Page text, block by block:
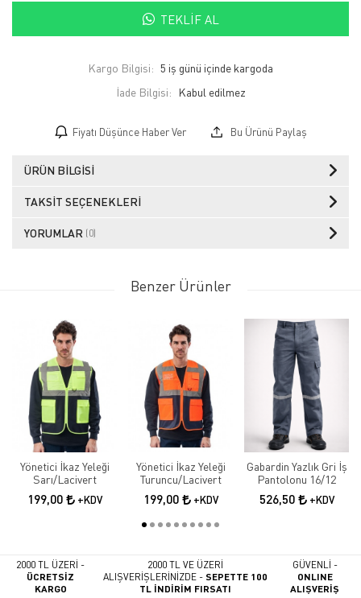
TEKLIF AL
Kargo Bilgisi: 5 iş günü içinde kargoda
İade Bilgisi:
Fiyatı Düşünce Haber Ver Bu Ürünü Paylaş
ÜRÜN BILGISI
TAKSIT SEÇENEKLERI
YORUMLAR (0)
Benzer Ürünler
Yönetici İkaz Yeleği
Sarı/Lacivert
199,00 +KDV
Yönetici İkaz Yeleği
Turuncu/Lacivert
199,00 +KDV
Gabardin Yazlık Gri İş
Pantolonu 16/12
526,50 +KDV
2000 TL ÜZERİ -
ÜCRETSİZ
KARGO
2000 TL VE ÜZERİ
ALIŞVERİŞLERİNİZDE -SEPETTE 100
TL İNDİRİM FIRSATI
GÜVENLİ -
ONLINE
ALIŞVERİŞ